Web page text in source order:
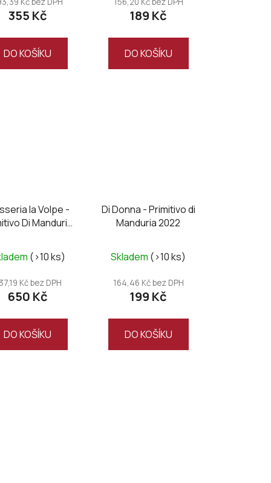
355 Kč
DO KOŠÍKU
189 Kč
DO KOŠÍKU
la Volpe -
Di Manduria
(>10 ks)
Kč bez DPH
650 Kč
DO KOŠÍKU
Di Donna - Primitivo di
Manduria 2022
Skladem (>10 ks)
164,46 Kč bez DPH
199 Kč
DO KOŠÍKU